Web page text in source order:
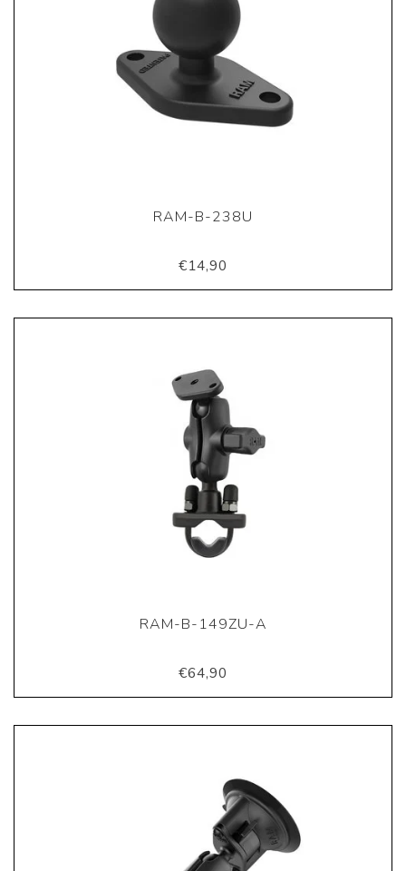
RAM-B-238U
€14,90
RAM-B-149ZU-A
€64,90